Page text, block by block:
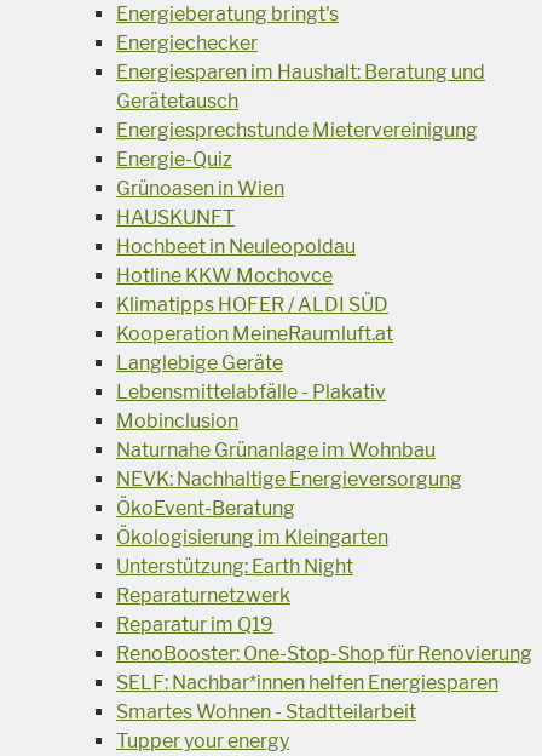
Energieberatung bringt's
Energiechecker
Energiesparen im Haushalt: Beratung und
Gerätetausch
Energiesprechstunde Mietervereinigung
Energie-Quiz
Grünoasen in Wien
HAUSKUNFT
Hochbeet in Neuleopoldau
Hotline KKW Mochovce
Klimatipps HOFER / ALDI SÜD
Kooperation MeineRaumluft.at
Langlebige Geräte
Lebensmittelabfälle - Plakativ
Mobinclusion
Naturnahe Grünanlage im Wohnbau
NEVK: Nachhaltige Energieversorgung
ÖkoEvent-Beratung
Ökologisierung im Kleingarten
Unterstützung: Earth Night
Reparaturnetzwerk
Reparatur im Q19
RenoBooster: One-Stop-Shop für Renovierung
SELF: Nachbar*innen helfen Energiesparen
Smartes Wohnen - Stadtteilarbeit
Tupper your energy